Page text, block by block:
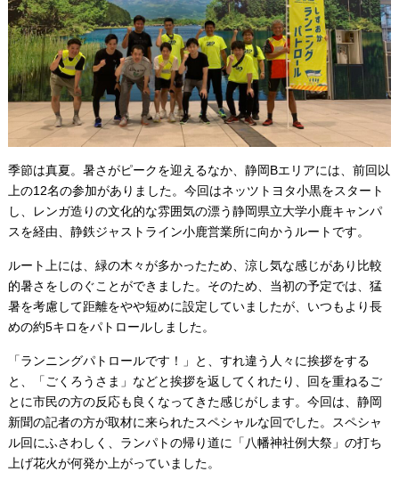
季節は真夏。暑さがピークを迎えるなか、静岡Bエリアには、前回以
上の12名の参加がありました。今回はネッツトヨタ小黒をスタート
し、レンガ造りの文化的な雰囲気の漂う静岡県立大学小鹿キャンパ
スを経由、静鉄ジャストライン小鹿営業所に向かうルートです。
ルート上には、緑の木々が多かったため、涼し気な感じがあり比較
的暑さをしのぐことができました。そのため、当初の予定では、猛
暑を考慮して距離をやや短めに設定していましたが、いつもより長
めの約5キロをパトロールしました。
「ランニングパトロールです！」と、すれ違う人々に挨拶をする
と、「ごくろうさま」などと挨拶を返してくれたり、回を重ねるご
とに市民の方の反応も良くなってきた感じがします。今回は、静岡
新聞の記者の方が取材に来られたスペシャルな回でした。スペシャ
ル回にふさわしく、ランパトの帰り道に「八幡神社例大祭」の打ち
上げ花火が何発か上がっていました。